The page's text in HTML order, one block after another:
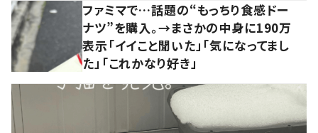
ファミマで…話題の“もっちり食感ドー
ナツ”を購入。→まさかの中身に190万
表示「イイこと聞いた」「気になってまし
た」「これかなり好き」